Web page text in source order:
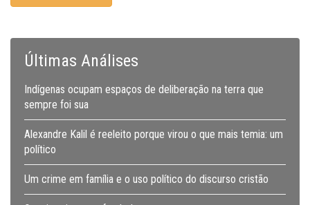
Últimas Análises
Indígenas ocupam espaços de deliberação na terra que
sempre foi sua
Alexandre Kalil é reeleito porque virou o que mais temia: um
político
Um crime em família e o uso político do discurso cristão